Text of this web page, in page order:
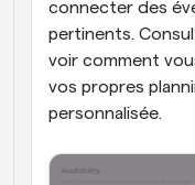
connecter des
pertinents.
voir comment
vos propres
personnalisée.